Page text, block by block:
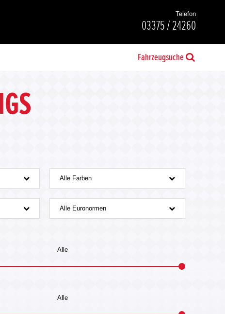
Telefon
03375 / 24260
Fahrzeugsuche
Alle Farben
Alle Euronormen